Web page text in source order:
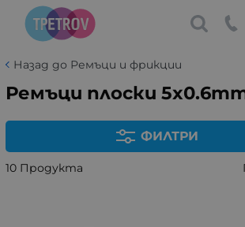
Назад до Ремъци и фрикции
Ремъци плоски
ФИЛТРИ
10 Продукта